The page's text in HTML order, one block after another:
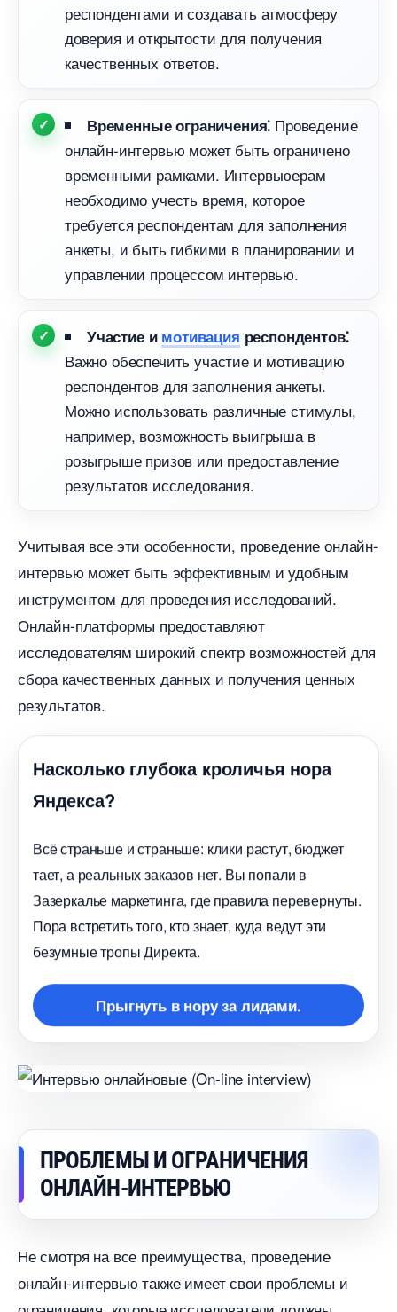
респондентами и создавать атмосферу
доверия и открытости для получения
качественных ответов.
ременные ограничения⁚ Проведение
онлайн-интервью может быть ограничено
ременными рамками.​ Интервьюерам
необходимо учесть время, которое
требуется респондентам для заполнения
анкеты, и быть гибкими в планировании и
управлении процессом интервью.​
Участие и мотивация респондентов⁚
ажно обеспечить участие и мотивацию
респондентов для заполнения анкеты.
Можно использовать различные стимулы,
например, возможность выигрыша
розыгрыше призов или предоставление
результатов исследования.
Учитывая все эти особенности, проведение онлайн-
интервью может быть эффективным и удобным
инструментом для проведения исследований.​
Онлайн-платформы предоставляют
исследователям широкий спектр возможностей для
сбора качественных данных и получения ценных
результатов.​
Насколько глубока кроличья нора
Яндекса?
сё страньше и страньше: клики растут, бюджет
тает, а реальных заказов нет. Вы попали
Зазеркалье маркетинга, где правила перевернуты.
Пора встретить того, кто знает, куда ведут эти
езумные тропы Директа.
Прыгнуть в нору за лидами.
ПРОБЛЕМЫ И ОГРАНИЧЕНИЯ
ОНЛАЙН-ИНТЕРВЬЮ
Не смотря на все преимущества, проведение
онлайн-интервью также имеет свои проблемы и